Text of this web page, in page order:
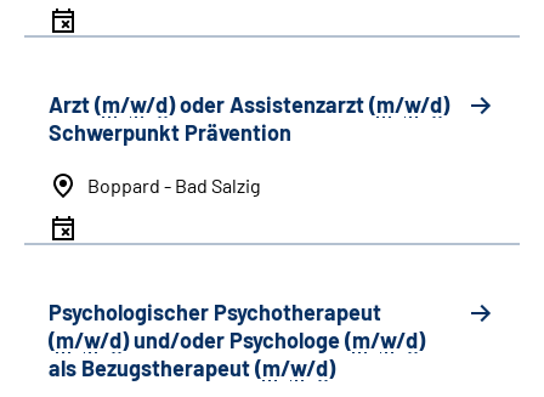
Arzt (m/w/d) oder Assistenzarzt (m/w/d)
Schwerpunkt Prävention
Boppard - Bad Salzig
Psychologischer Psychotherapeut
(m/w/d) und/oder Psychologe (m/w/d)
als Bezugstherapeut (m/w/d)